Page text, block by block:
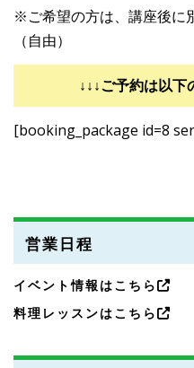
※ご希望の方は、講座後に
（自由）
↓↓↓ご予約は以下
[booking_package id=8
営業日程
イベント情報はこちら
料理レッスンはこちら